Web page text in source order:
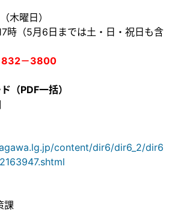
木曜日）
時（5月6日までは土・日・祝日も含
832－3800
（PDF一括）
content/dir6/dir6_2/dir6
課